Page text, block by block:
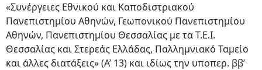
«Συνέργειες Εθνικού και Καποδιστριακού
Πανεπιστημίου Αθηνών, Γεωπονικού Πανεπιστημίου
Αθηνών, Πανεπιστημίου Θεσσαλίας με τα Τ.Ε.Ι.
Θεσσαλίας και Στερεάς Ελλάδας, Παλλημνιακό Ταμείο
και άλλες διατάξεις» (Α’ 13) και ιδίως την υποπερ. ββ’